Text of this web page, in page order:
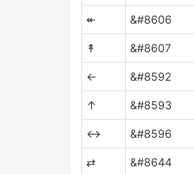
↞ &#8606
↟ &#8607
← &#8592
↑ &#8593
↔ &#8596
⇄ &#8644